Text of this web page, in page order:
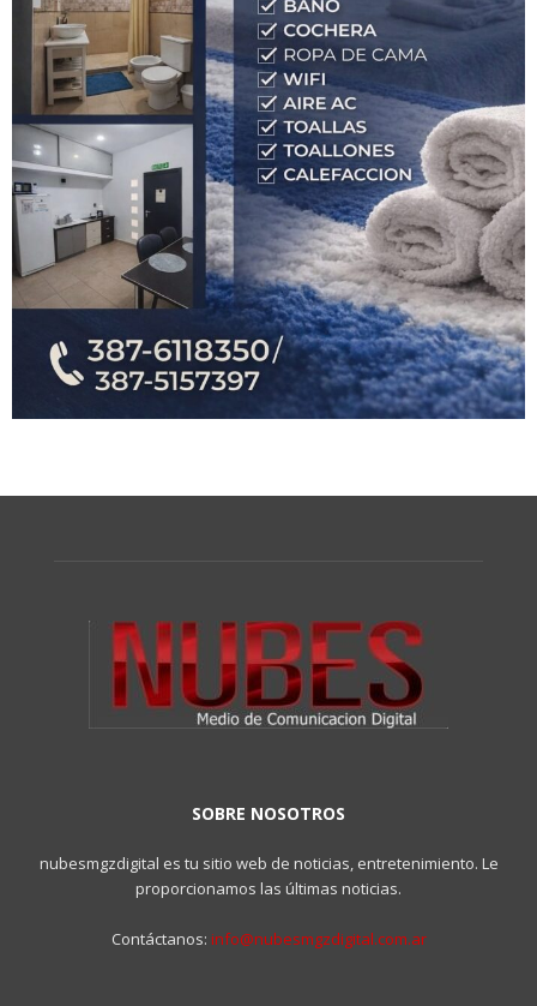
SOBRE NOSOTROS
nubesmgzdigital es tu sitio web de noticias, entretenimiento. Le
proporcionamos las últimas noticias.
Contáctanos: info@nubesmgzdigital.com.ar